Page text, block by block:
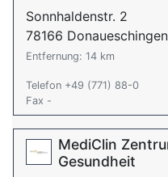
Sonnhaldenstr. 2
78166 Donaueschingen
Entfernung: 14 km
Telefon +49 (771) 88-0
Fax -
MediClin
Gesundheit